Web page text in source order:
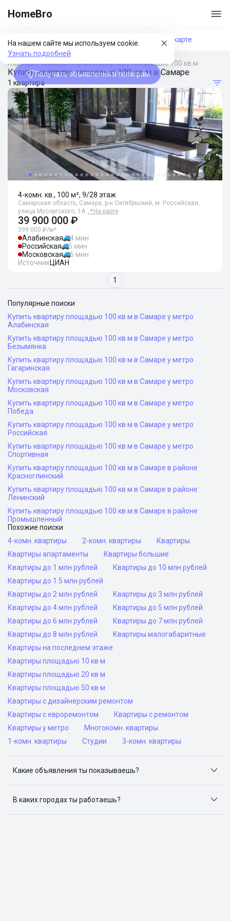
HomeBro
На нашем сайте мы используем cookie.
Узнать подробней
Получать объявления в телеграм
Фильтры На карте
Главная/Самара/Купить квартиру площадью 100 кв м
Купить квартиру площадью 100 кв м в Самаре
1 квартира
4-комн. кв., 100 м², 9/28 этаж
Самарская область, Самара, р-н Октябрьский, м. Российская,
улица Мусоргского, 1А 📍 На карте
39 900 000 ₽
399 000 ₽/м²
Алабинская
4 мин
Российская
5 мин
Московская
6 мин
ИсточникЦИАН
1
Популярные поиски
Купить квартиру площадью 100 кв м в Самаре у метро
Алабинская
Купить квартиру площадью 100 кв м в Самаре у метро
Безымянка
Купить квартиру площадью 100 кв м в Самаре у метро
Гагаринская
Купить квартиру площадью 100 кв м в Самаре у метро
Московская
Купить квартиру площадью 100 кв м в Самаре у метро
Победа
Купить квартиру площадью 100 кв м в Самаре у метро
Российская
Купить квартиру площадью 100 кв м в Самаре у метро
Спортивная
Купить квартиру площадью 100 кв м в Самаре в районе
Красноглинский
Купить квартиру площадью 100 кв м в Самаре в районе
Ленинский
Купить квартиру площадью 100 кв м в Самаре в районе
Промышленный
Похожие поиски
4-комн. квартиры
2-комн. квартиры
Квартиры
Квартиры апартаменты
Квартиры большие
Квартиры до 1 млн рублей
Квартиры до 10 млн рублей
Квартиры до 1.5 млн рублей
Квартиры до 2 млн рублей
Квартиры до 3 млн рублей
Квартиры до 4 млн рублей
Квартиры до 5 млн рублей
Квартиры до 6 млн рублей
Квартиры до 7 млн рублей
Квартиры до 8 млн рублей
Квартиры малогабаритные
Квартиры на последнем этаже
Квартиры площадью 10 кв м
Квартиры площадью 20 кв м
Квартиры площадью 50 кв м
Квартиры с дизайнерским ремонтом
Квартиры с евроремонтом
Квартиры с ремонтом
Квартиры у метро
Многокомн. квартиры
1-комн. квартиры
Студии 3-комн. квартиры
Какие объявления ты показываешь?
объявлений: ЦИАН, Домклик, Яндекс.Недвижимость,
Авито, Самолет.Плюс.
В каких городах ты работаешь?